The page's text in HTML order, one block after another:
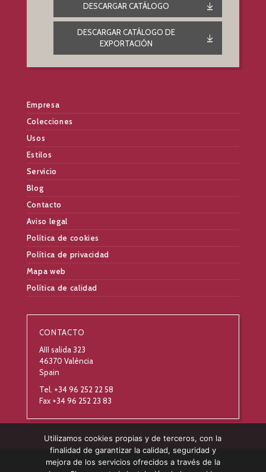
DESCARGAR CATÁLOGO
DESCARGAR CATÁLOGO DE
EXPORTACIÓN
Empresa
Colecciones
Usos
Estilos
Servicio
Blog
Contacto
Aviso legal
Política de cookies
Política de privacidad
Mapa web
Política de calidad
CONTACTO
AIII salida 323
46370 València
Spain
Tel. +34 96 252 22 58
Fax +34 96 252 23 83
Utilizamos cookies propias y de terceros, con la
finalidad de garantizar la calidad, seguridad y
mejora de los servicios ofrecidos a través de la